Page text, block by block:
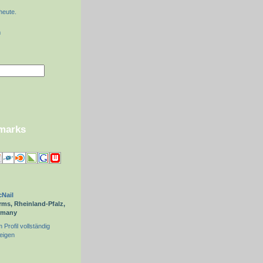
Rheinland-Pfalz,
Profil vollständig